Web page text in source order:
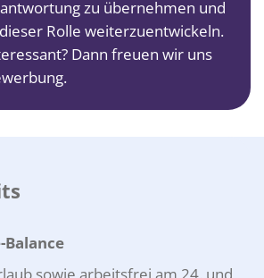
zu übernehmen und
Rolle weiterzuentwickeln.
Dann freuen wir uns